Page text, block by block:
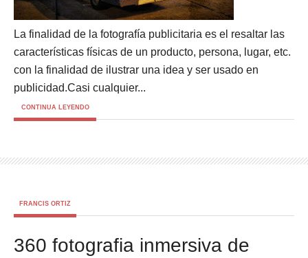
La finalidad de la fotografía publicitaria es el resaltar las
características físicas de un producto, persona, lugar, etc.
con la finalidad de ilustrar una idea y ser usado en
publicidad.Casi cualquier...
CONTINUA LEYENDO
FRANCIS ORTIZ
360 fotografia inmersiva de